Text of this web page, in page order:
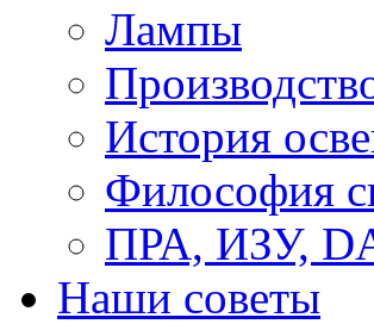
Лампы
История
Философия
ПРА, ИЗУ,
Наши советы